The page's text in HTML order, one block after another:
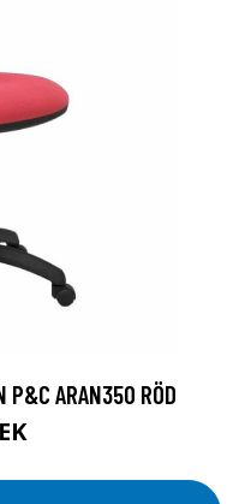
P&C ARAN350 RÖD